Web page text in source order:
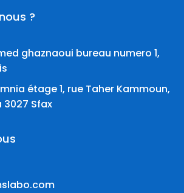
?
ghaznaoui bureau numero 1,
étage 1, rue Taher Kammoun,
3027 Sfax